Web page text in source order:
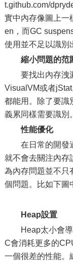
t.github.com/
實中內存像圖上一
en，而GC
使用並不足以識別
縮小問題的范
要找出內存洩
VisualVM或者
都能用。除了要識
義累同樣需要識別。
性能優化
在日常的開發
就不會去關注內存
為內存問題並不只
個問題。比如下圖
Heap設置
Heap太小會
C會消耗更多的
一個很差的性能。